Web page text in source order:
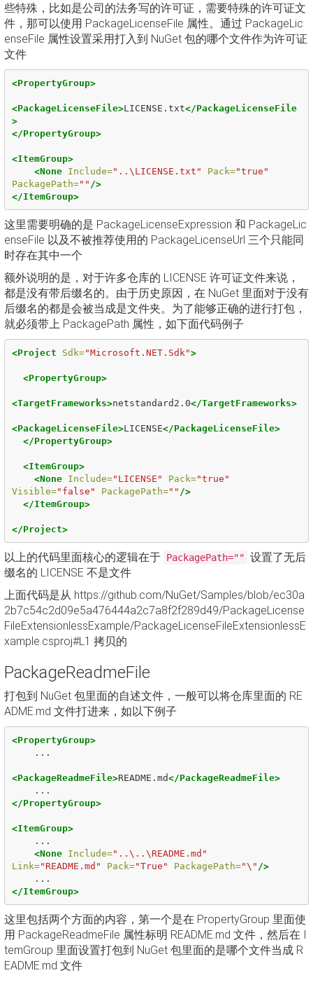
些特殊，比如是公司的法务写的许可证，需要特殊的许可证文
件，那可以使用 PackageLicenseFile 属性。通过 PackageLic
enseFile 属性设置采用打入到 NuGet 包的哪个文件作为许可证
文件
<PropertyGroup>
<PackageLicenseFile>LICENSE.txt</PackageLicenseFile
>
</PropertyGroup>
<ItemGroup>
<None
Include="..\LICENSE.txt" Pack="true"
PackagePath="" />
</ItemGroup>
这里需要明确的是 PackageLicenseExpression 和 PackageLic
enseFile 以及不被推荐使用的 PackageLicenseUrl 三个只能同
时存在其中一个
额外说明的是，对于许多仓库的 LICENSE 许可证文件来说，
都是没有带后缀名的。由于历史原因，在 NuGet 里面对于没有
后缀名的都是会被当成是文件夹。为了能够正确的进行打包，
就必须带上 PackagePath 属性，如下面代码例子
<Project Sdk="Microsoft.NET.Sdk">
<PropertyGroup>
<TargetFrameworks>netstandard2.0</TargetFrameworks>
<PackageLicenseFile>LICENSE</PackageLicenseFile>
</PropertyGroup>
<ItemGroup>
<None
Include="LICENSE" Pack="true"
Visible="false" PackagePath="" />
</ItemGroup>
</Project>
以上的代码里面核心的逻辑在于 PackagePath="" 设置了无后
缀名的 LICENSE 不是文件
上面代码是从 https://github.com/NuGet/Samples/blob/ec30a
2b7c54c2d09e5a476444a2c7a8f2f289d49/PackageLicense
FileExtensionlessExample/PackageLicenseFileExtensionlessE
xample.csproj#L1 拷贝的
PackageReadmeFile
打包到 NuGet 包里面的自述文件，一般可以将仓库里面的 RE
ADME.md 文件打进来，如以下例子
<PropertyGroup>
<PackageReadmeFile>README.md</PackageReadmeFile>
</PropertyGroup>
<ItemGroup>
<None
Include="..\..\README.md"
Link="README.md" Pack="True" PackagePath="\" />
</ItemGroup>
这里包括两个方面的内容，第一个是在 PropertyGroup 里面使
用 PackageReadmeFile 属性标明 README.md 文件，然后在 I
temGroup 里面设置打包到 NuGet 包里面的是哪个文件当成 R
EADME.md 文件